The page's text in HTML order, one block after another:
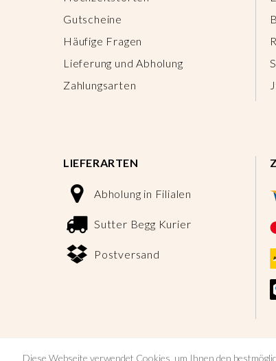
Gutscheine
Häufige Fragen
Lieferung und Abholung
Zahlungsarten
LIEFERARTEN
Abholung in Filialen
Sutter Begg Kurier
Postversand
Diese Webseite verwendet Cookies, um Ihnen den